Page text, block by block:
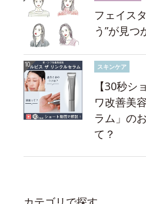
フェイス
う”が見つ
スキンケア
【30秒シ
ワ改善美
ラム」の
て？